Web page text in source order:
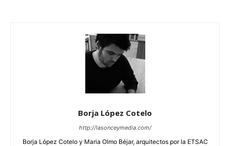
Borja López Cotelo
http://lasonceymedia.com/
Borja López Cotelo y Maria Olmo Béjar, arquitectos por la ETSAC